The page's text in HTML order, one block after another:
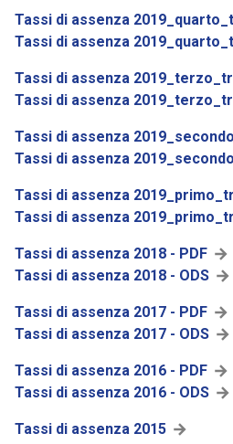
Tassi di assenza
Tassi di assenza
Tassi di assenza
Tassi di assenza
Tassi di assenza
Tassi di assenza
Tassi di assenza
Tassi di assenza
Tassi di assenza 2018 - PDF
Tassi di assenza 2018 - ODS
Tassi di assenza 2017 - PDF
Tassi di assenza 2017 - ODS
Tassi di assenza 2016 - PDF
Tassi di assenza 2016 - ODS
Tassi di assenza 2015